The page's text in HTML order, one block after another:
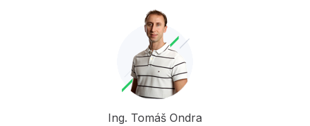
Ing. Tomáš Ondra